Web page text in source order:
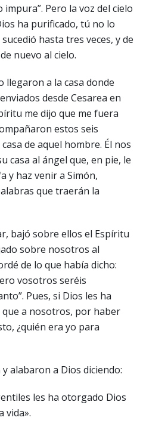
Pero la voz del cielo
ha purificado, tú no lo
hasta tres veces, y de
nuevo al cielo.
llegaron a la casa donde
desde Cesarea en
me dijo que me fuera
estos seis
de aquel hombre. Él nos
casa al ángel que, en pie, le
y haz venir a Simón,
que traerán la
bajó sobre ellos el Espíritu
sobre nosotros al
de lo que había dicho:
vosotros seréis
Pues, si Dios les ha
que a nosotros, por haber
¿quién era yo para
alabaron a Dios diciendo:
les ha otorgado Dios
vida».